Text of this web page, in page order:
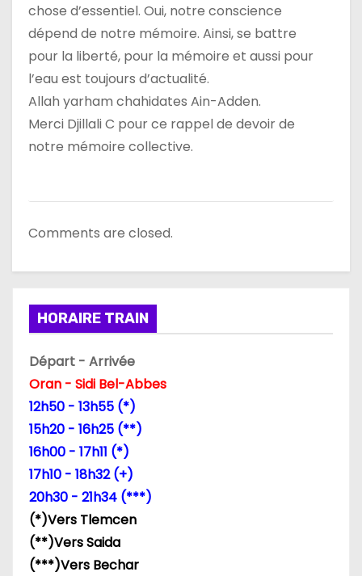
chose d’essentiel. Oui, notre conscience
dépend de notre mémoire. Ainsi, se battre
pour la liberté, pour la mémoire et aussi pour
l’eau est toujours d’actualité.
Allah yarham chahidates Ain-Adden.
Merci Djillali C pour ce rappel de devoir de
notre mémoire collective.
Comments are closed.
HORAIRE TRAIN
Départ - Arrivée
Oran - Sidi Bel-Abbes
12h50 - 13h55 (*)
15h20 - 16h25 (**)
16h00 - 17h11 (*)
17h10 - 18h32 (+)
20h30 - 21h34 (***)
(*)Vers Tlemcen
(**)Vers Saida
(***)Vers Bechar